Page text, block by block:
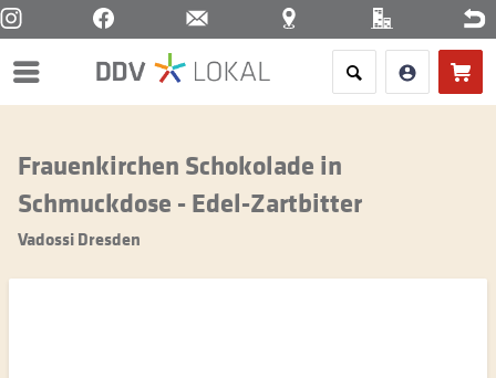
Menü
Frauenkirchen Schokolade in
Schmuckdose - Edel-Zartbitter
Vadossi Dresden